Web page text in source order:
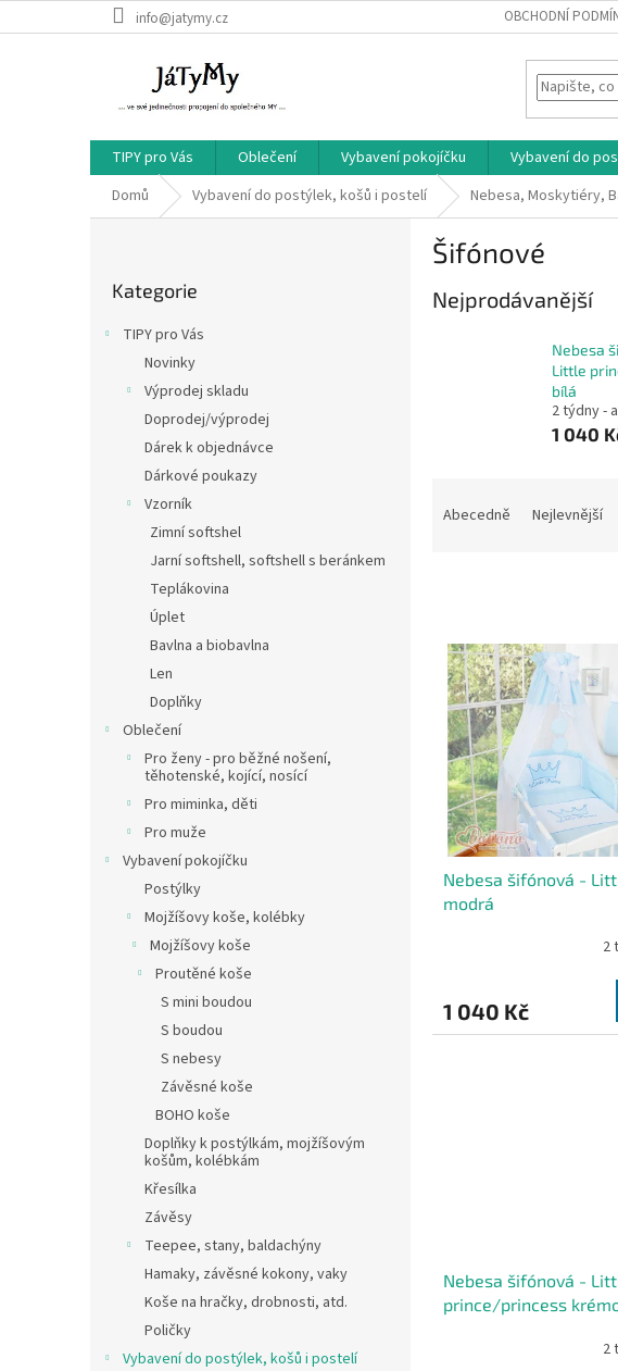
na
info@jatymy.cz OBCHODNÍ
TIPY pro Vás Oblečení Vybavení pokojíčku Vybavení do
Domů
Vybavení do postýlek, košů i postelí Nebesa, Moskytiéry,
kategorie
Kategorie
TIPY pro Vás
Novinky
Výprodej skladu
Doprodej/výprodej
Dárek k objednávce
Dárkové poukazy
Vzorník
Zimní softshel
Jarní softshell, softshell s beránkem
Teplákovina
Úplet
Bavlna a biobavlna
Len
Doplňky
Oblečení
Pro ženy - pro běžné nošení,
těhotenské, kojící, nosící
Pro miminka, děti
Pro muže
Vybavení pokojíčku
Postýlky
Mojžíšovy koše, kolébky
Mojžíšovy koše
Proutěné koše
S mini boudou
S boudou
S nebesy
Závěsné koše
BOHO koše
Doplňky k postýlkám, mojžíšovým
košům, kolébkám
Křesílka
Závěsy
Teepee, stany, baldachýny
Hamaky, závěsné kokony, vaky
Koše na hračky, drobnosti, atd.
Poličky
Vybavení do postýlek, košů i postelí
Šifónové
Nejprodávanější
Nebesa
Little
bílá
2 týdny -
1 040
Abecedně Nejlevnější
Nebesa šifónová -
modrá
2
1 040 Kč
Nebesa šifónová -
prince/princess
2